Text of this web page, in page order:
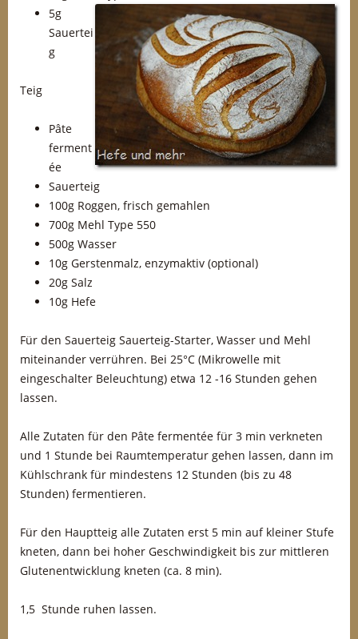
5g
Sauertei
g
Teig
Pâte
ferment
ée
Sauerteig
100g Roggen, frisch gemahlen
700g Mehl Type 550
500g Wasser
10g Gerstenmalz, enzymaktiv (optional)
20g Salz
10g Hefe
Für den Sauerteig Sauerteig-Starter, Wasser und Mehl
miteinander verrühren. Bei 25°C (Mikrowelle mit
eingeschalter Beleuchtung) etwa 12 -16 Stunden gehen
lassen.
Alle Zutaten für den Pâte fermentée für 3 min verkneten
und 1 Stunde bei Raumtemperatur gehen lassen, dann im
Kühlschrank für mindestens 12 Stunden (bis zu 48
Stunden) fermentieren.
Für den Hauptteig alle Zutaten erst 5 min auf kleiner Stufe
kneten, dann bei hoher Geschwindigkeit bis zur mittleren
Glutenentwicklung kneten (ca. 8 min).
1,5 Stunde ruhen lassen.